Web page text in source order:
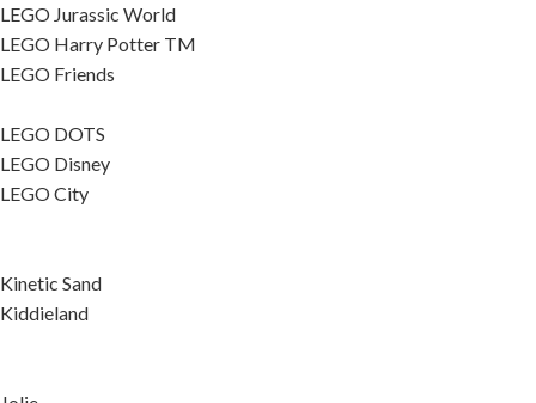
LEGO Jurassic World
LEGO Harry Potter TM
LEGO Friends
LEGO DOTS
LEGO Disney
LEGO City
Kinetic Sand
Kiddieland